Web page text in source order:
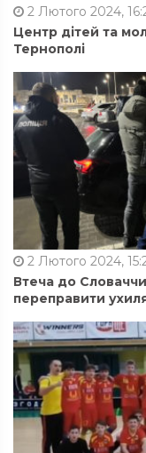
2 Лютого 2024,
Центр дітей та
Тернополі
2 Лютого 2024,
Втеча до
переправити